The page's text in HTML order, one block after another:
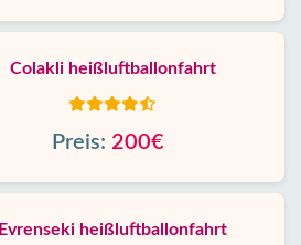
Colakli heißluftballonfahrt
Preis: 200€
Evrenseki heißluftballonfahrt